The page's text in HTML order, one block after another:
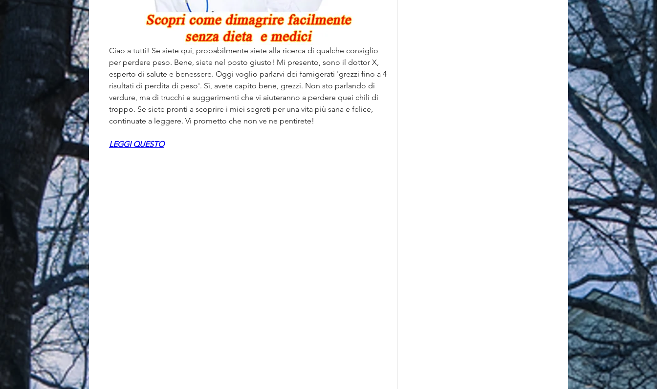
Ciao a tutti! Se siete qui, probabilmente siete alla ricerca di qualche consiglio
per perdere peso. Bene, siete nel posto giusto! Mi presento, sono il dottor X,
esperto di salute e benessere. Oggi voglio parlarvi dei famigerati 'grezzi fino a 4
risultati di perdita di peso'. Sì, avete capito bene, grezzi. Non sto parlando di
verdure, ma di trucchi e suggerimenti che vi aiuteranno a perdere quei chili di
troppo. Se siete pronti a scoprire i miei segreti per una vita più sana e felice,
continuate a leggere. Vi prometto che non ve ne pentirete!
LEGGI QUESTO